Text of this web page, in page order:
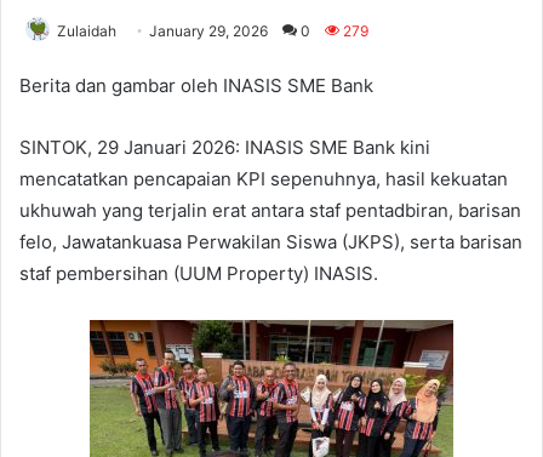
Zulaidah January 29, 2026 0 279
Berita dan gambar oleh INASIS SME Bank
SINTOK, 29 Januari 2026: INASIS SME Bank kini
mencatatkan pencapaian KPI sepenuhnya, hasil kekuatan
ukhuwah yang terjalin erat antara staf pentadbiran, barisan
felo, Jawatankuasa Perwakilan Siswa (JKPS), serta barisan
staf pembersihan (UUM Property) INASIS.